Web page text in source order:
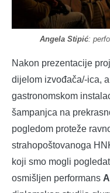
Angela Stipić:
Nakon prezentacije
dijelom izvođača/-ica,
gastronomskom
šampanjca na
pogledom proteže
strahopoštovanoga
koji smo mogli
osmišljen performans